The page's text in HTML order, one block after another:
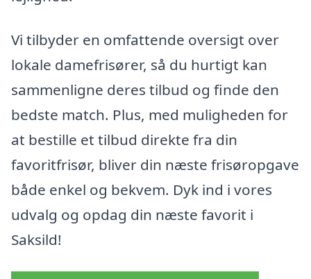
Vi tilbyder en omfattende oversigt over
lokale damefrisører, så du hurtigt kan
sammenligne deres tilbud og finde den
bedste match. Plus, med muligheden for
at bestille et tilbud direkte fra din
favoritfrisør, bliver din næste frisøropgave
både enkel og bekvem. Dyk ind i vores
udvalg og opdag din næste favorit i
Saksild!